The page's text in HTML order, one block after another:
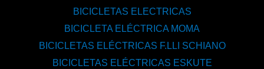
BICICLETAS ELECTRICAS
BICICLETA ELÉCTRICA MOMA
BICICLETAS ELÉCTRICAS F.LLI SCHIANO
BICICLETAS ELÉCTRICAS ESKUTE